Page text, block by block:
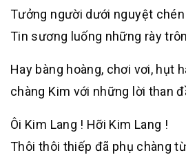
Tưởng người dưới nguyệt
Tin sương luống những rày
Hay bàng hoàng, chơi vơi, hụt
chàng Kim với những lời than
Ôi Kim Lang ! Hỡi Kim Lang !
Thôi thôi thiếp đã phụ chàng